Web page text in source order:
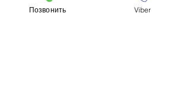
Honda Pilot
Позвонить Viber